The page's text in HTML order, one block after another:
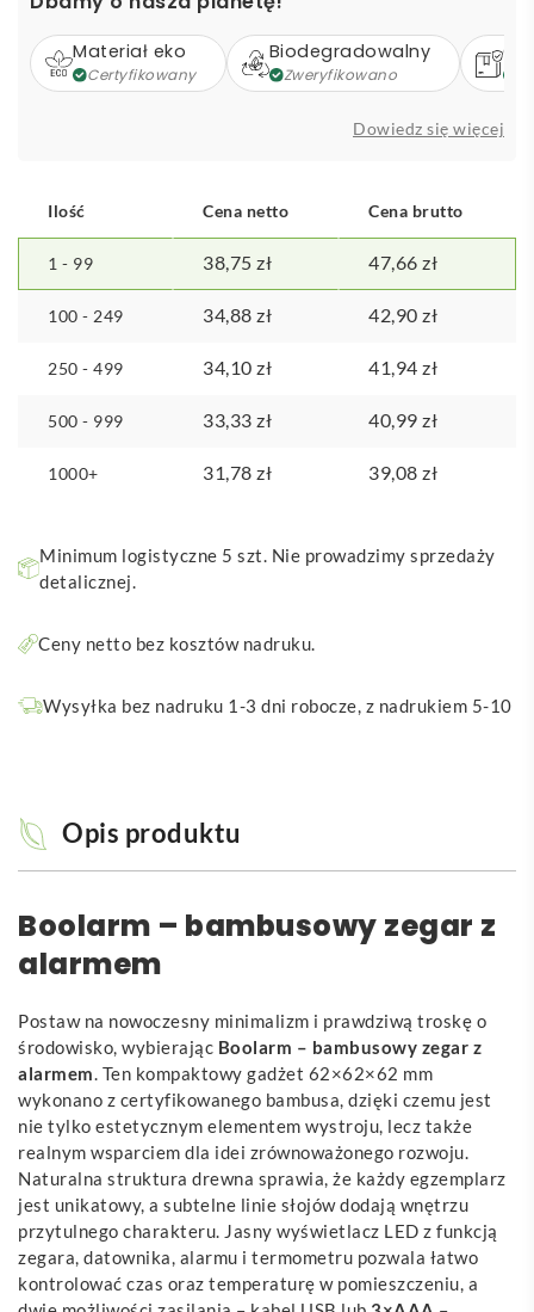
zegar
alarmemMateriał eko
Certyfikowany
Biodegradowalny
Zweryfikowano
Dowiedz się więcej
Ilość Cena netto Cena brutto
1 - 99 38,75 zł 47,66 zł
100 - 249 34,88 zł 42,90 zł
250 - 499 34,10 zł 41,94 zł
500 - 999 33,33 zł 40,99 zł
1000+ 31,78 zł 39,08 zł
Minimum logistyczne 5 szt. Nie prowadzimy sprzedaży
detalicznej.
Ceny netto bez kosztów nadruku.
Wysyłka bez nadruku 1-3 dni robocze, z nadrukiem 5-10
Opis produktu
Boolarm – bambusowy zegar z
alarmem
Postaw na nowoczesny minimalizm i prawdziwą troskę o
środowisko, wybierając Boolarm – bambusowy zegar z
alarmem. Ten kompaktowy gadżet 62×62×62 mm
wykonano z certyfikowanego bambusa, dzięki czemu jest
nie tylko estetycznym elementem wystroju, lecz także
realnym wsparciem dla idei zrównoważonego rozwoju.
Naturalna struktura drewna sprawia, że każdy egzemplarz
jest unikatowy, a subtelne linie słojów dodają wnętrzu
przytulnego charakteru. Jasny wyświetlacz LED z funkcją
zegara, datownika, alarmu i termometru pozwala łatwo
kontrolować czas oraz temperaturę w pomieszczeniu, a